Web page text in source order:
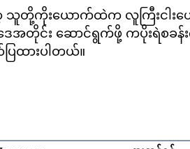
သူတို့ကိုးယောက်ထဲက လူကြီးငါးယ
ေအတိုင်း ဆောင်ရွက်ဖို့ ကပိုးရဲစခန်း
ြထားပါတယ်။